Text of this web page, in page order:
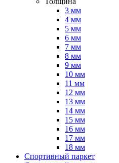
3 мм
4 мм
5 мм
6 мм
7 мм
8 мм
9 мм
10 мм
11 мм
12 мм
13 мм
14 мм
15 мм
16 мм
17 мм
18 мм
Спортивный паркет